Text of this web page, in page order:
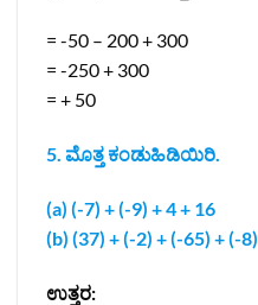
= -50 – 200 + 300
= -250 + 300
= + 50
5. ಮೊತ್ತ ಕಂಡುಹಿಡಿಯಿರಿ.
(a) (-7) + (-9) + 4 + 16
(b) (37) + (-2) + (-65) + (-8)
ಉತ್ತರ: